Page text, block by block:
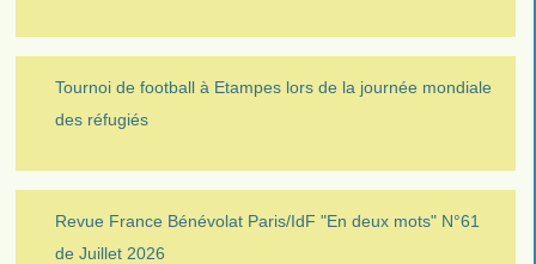
Tournoi de football à Etampes lors de la journée mondiale
des réfugiés
Revue France Bénévolat Paris/IdF "En deux mots" N°61
de Juillet 2026